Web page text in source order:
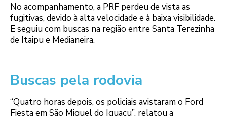
No acompanhamento, a PRF perdeu de vista as
fugitivas, devido à alta velocidade e à baixa visibilidade.
E seguiu com buscas na região entre Santa Terezinha
de Itaipu e Medianeira.
Buscas pela rodovia
“Quatro horas depois, os policiais avistaram o Ford
Fiesta em São Miguel do Iguaçu”, relatou a